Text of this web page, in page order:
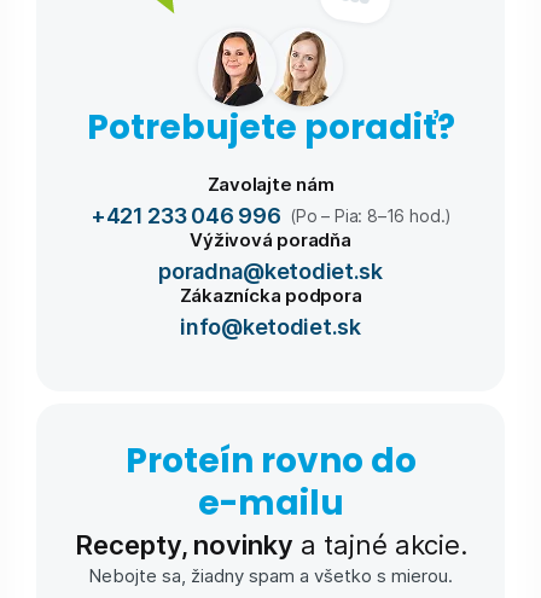
Potrebujete poradiť?
Zavolajte nám
+421 233 046 996 (Po – Pia: 8–16 hod.)
Výživová poradňa
poradna@ketodiet.sk
Zákaznícka podpora
info@ketodiet.sk
Proteín rovno do
e-⁠mailu
Recepty, novinky a tajné akcie.
Nebojte sa, žiadny spam a všetko s mierou.